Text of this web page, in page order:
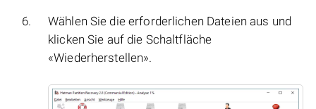
Wählen Sie die erforderlichen Dateien aus und
klicken Sie auf die Schaltfläche
«Wiederherstellen».